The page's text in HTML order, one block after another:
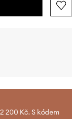
200 Kč. S kódem